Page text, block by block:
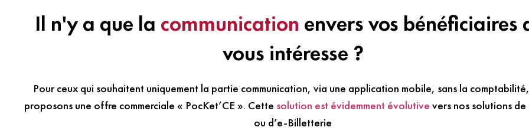
Il n'y a que la communication envers vos bénéficiaires
vous intéresse ?
Pour ceux qui souhaitent uniquement la partie communication, via une application mobile, sans la
proposons une offre commerciale « PocKet’CE ». Cette solution est évidemment évolutive vers nos solutions
ou d’e-Billetterie